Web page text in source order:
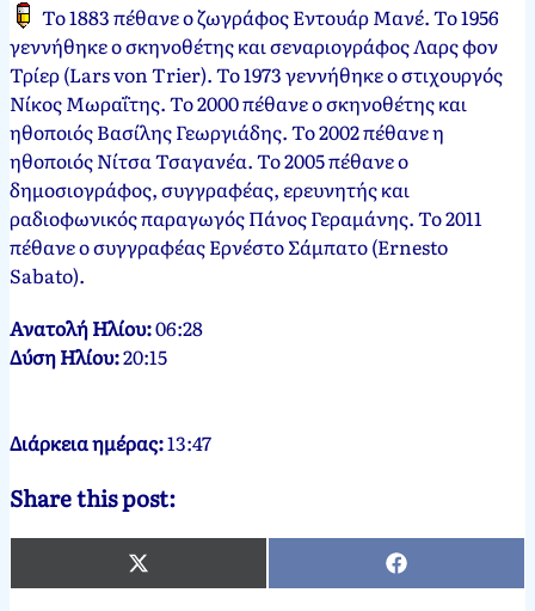
Το 1883 πέθανε ο ζωγράφος Εντουάρ Μανέ. Το 1956
γεννήθηκε ο σκηνοθέτης και σεναριογράφος Λαρς φον
Τρίερ (Lars von Trier). Το 1973 γεννήθηκε ο στιχουργός
Νίκος Μωραΐτης. Το 2000 πέθανε ο σκηνοθέτης και
ηθοποιός Βασίλης Γεωργιάδης. Το 2002 πέθανε η
ηθοποιός Νίτσα Τσαγανέα. Το 2005 πέθανε ο
δημοσιογράφος, συγγραφέας, ερευνητής και
ραδιοφωνικός παραγωγός Πάνος Γεραμάνης. Το 2011
πέθανε ο συγγραφέας Ερνέστο Σάμπατο (Ernesto
Sabato).
Ανατολή Ηλίου:06:28
Δύση Ηλίου:20:15
Διάρκεια ημέρας:13:47
Share this post:
X
(Twitter)
Facebook